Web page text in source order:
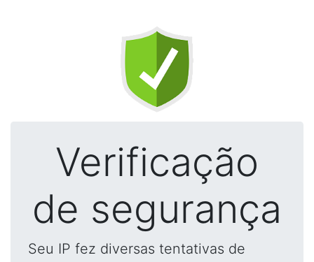
Verificação
de segurança
Seu IP fez diversas tentativas de